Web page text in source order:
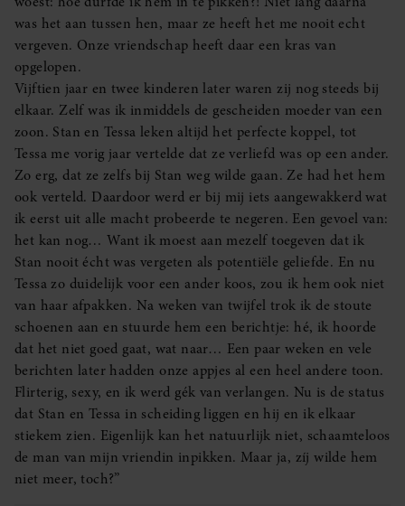
was het aan tussen hen, maar ze heeft het me nooit echt
vergeven. Onze vriendschap heeft daar een kras van
opgelopen.
Vijftien jaar en twee kinderen later waren zij nog steeds bij
elkaar. Zelf was ik inmiddels de gescheiden moeder van een
zoon. Stan en Tessa leken altijd het perfecte koppel, tot
Tessa me vorig jaar vertelde dat ze verliefd was op een ander.
Zo erg, dat ze zelfs bij Stan weg wilde gaan. Ze had het hem
ook verteld. Daardoor werd er bij mij iets aangewakkerd wat
ik eerst uit alle macht probeerde te negeren. Een gevoel van:
het kan nog… Want ik moest aan mezelf toegeven dat ik
Stan nooit écht was vergeten als potentiële geliefde. En nu
Tessa zo duidelijk voor een ander koos, zou ik hem ook niet
van haar afpakken. Na weken van twijfel trok ik de stoute
schoenen aan en stuurde hem een berichtje: hé, ik hoorde
dat het niet goed gaat, wat naar… Een paar weken en vele
berichten later hadden onze appjes al een heel andere toon.
Flirterig, sexy, en ik werd gék van verlangen. Nu is de status
dat Stan en Tessa in scheiding liggen en hij en ik elkaar
stiekem zien. Eigenlijk kan het natuurlijk niet, schaamteloos
de man van mijn vriendin inpikken. Maar ja, zíj wilde hem
niet meer, toch?”